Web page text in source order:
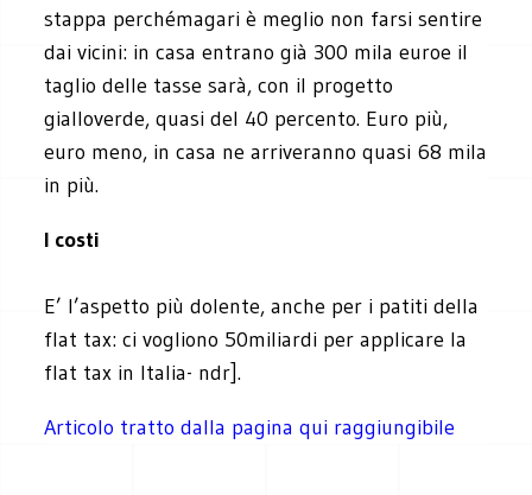
stappa perchémagari è meglio non farsi sentire
dai vicini: in casa entrano già 300 mila euroe il
taglio delle tasse sarà, con il progetto
gialloverde, quasi del 40 percento. Euro più,
euro meno, in casa ne arriveranno quasi 68 mila
in più.
I costi
E’ l’aspetto più dolente, anche per i patiti della
flat tax: ci vogliono 50miliardi per applicare la
flat tax in Italia- ndr].
Articolo tratto dalla pagina qui raggiungibile